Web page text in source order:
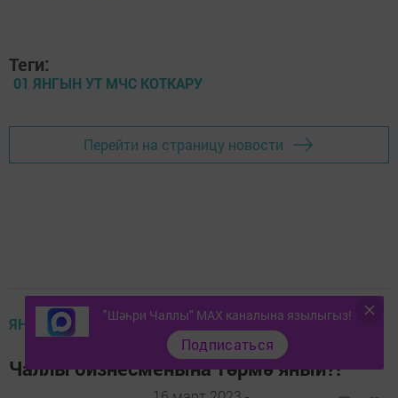
Теги:
01 ЯНГЫН УТ МЧС КОТКАРУ
Перейти на страницу новости
ЯҢАЛЫКЛАР ТАСМАСЫ
Чаллы бизнесменына төрмә яный?!
"Шәһри Чаллы" MAX каналына язылыгыз!
Подписаться